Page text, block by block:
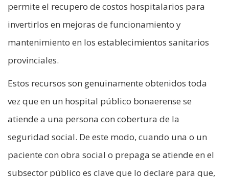
permite el recupero de costos hospitalarios para
invertirlos en mejoras de funcionamiento y
mantenimiento en los establecimientos sanitarios
provinciales.
Estos recursos son genuinamente obtenidos toda
vez que en un hospital público bonaerense se
atiende a una persona con cobertura de la
seguridad social. De este modo, cuando una o un
paciente con obra social o prepaga se atiende en el
subsector público es clave que lo declare para que,